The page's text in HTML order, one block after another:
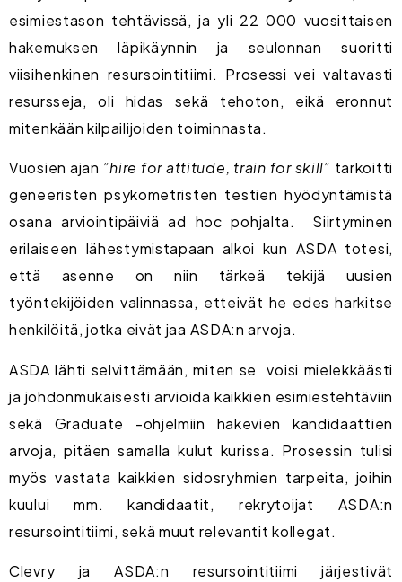
esimiestason tehtävissä, ja yli 22 000 vuosittaisen
hakemuksen läpikäynnin ja seulonnan suoritti
viisihenkinen resursointitiimi. Prosessi vei valtavasti
resursseja, oli hidas sekä tehoton, eikä eronnut
mitenkään kilpailijoiden toiminnasta.
Vuosien ajan ”hire for attitude, train for skill” tarkoitti
geneeristen psykometristen testien hyödyntämistä
osana arviointipäiviä ad hoc pohjalta. Siirtyminen
erilaiseen lähestymistapaan alkoi kun ASDA totesi,
että asenne on niin tärkeä tekijä uusien
työntekijöiden valinnassa, etteivät he edes harkitse
henkilöitä, jotka eivät jaa ASDA:n arvoja.
ASDA lähti selvittämään, miten se voisi mielekkäästi
ja johdonmukaisesti arvioida kaikkien esimiestehtäviin
sekä Graduate -ohjelmiin hakevien kandidaattien
arvoja, pitäen samalla kulut kurissa. Prosessin tulisi
myös vastata kaikkien sidosryhmien tarpeita, joihin
kuului mm. kandidaatit, rekrytoijat ASDA:n
resursointitiimi, sekä muut relevantit kollegat.
Clevry ja ASDA:n resursointitiimi järjestivät